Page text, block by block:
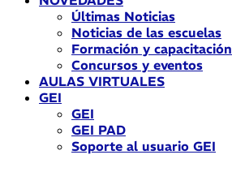
Últimas Noticias
Noticias de las escuelas
Formación y capacitación
Concursos y eventos
AULAS VIRTUALES
GEI
GEI
GEI PAD
Soporte al usuario GEI